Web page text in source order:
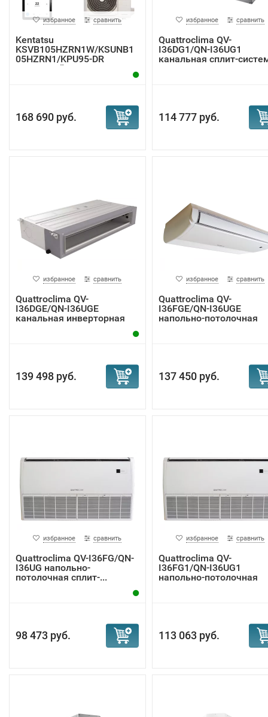
избранное сравнить
Kentatsu
KSVB105HZRN1W/KSUNB1
05HZRN1/KPU95-DR
кассетный к...
168 690 руб.
избранное сравнить
Quattroclima QV-
I36DG1/QN-I36UG1
канальная сплит-
114 777 руб.
избранное сравнить
Quattroclima QV-
I36DGE/QN-I36UGE
канальная инверторная
139 498 руб.
избранное сравнить
Quattroclima QV-
I36FGE/QN-I36UGE
напольно-потолочная
137 450 руб.
избранное сравнить
Quattroclima QV-I36FG/QN-
I36UG напольно-
потолочная сплит-...
98 473 руб.
избранное сравнить
Quattroclima QV-
I36FG1/QN-I36UG1
напольно-потолочная
113 063 руб.